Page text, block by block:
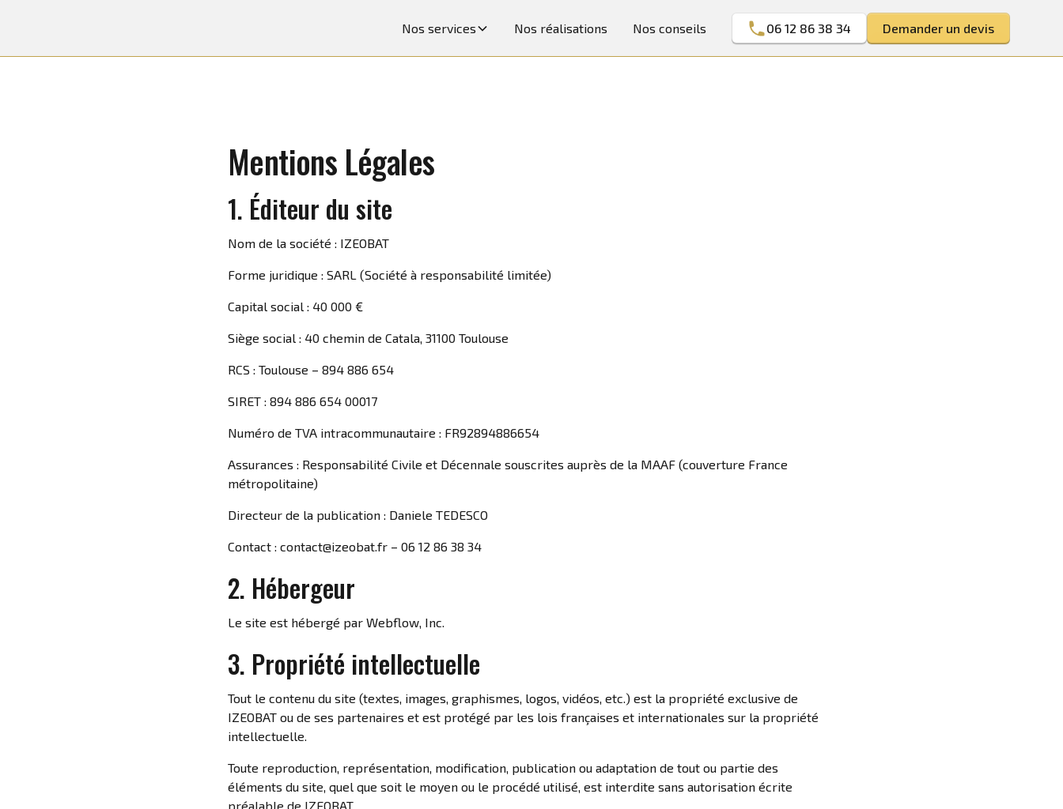
Nos services Nos réalisations Nos conseils 06 12 86 38 34 Demander un devis
Mentions Légales
1. Éditeur du site
Nom de la société : IZEOBAT
Forme juridique : SARL (Société à responsabilité limitée)
Capital social : 40 000 €
Siège social : 40 chemin de Catala, 31100 Toulouse
RCS : Toulouse – 894 886 654
SIRET : 894 886 654 00017
Numéro de TVA intracommunautaire : FR92894886654
Assurances : Responsabilité Civile et Décennale souscrites auprès de la MAAF (couverture France
métropolitaine)
Directeur de la publication : Daniele TEDESCO
Contact : contact@izeobat.fr – 06 12 86 38 34
2. Hébergeur
Le site est hébergé par Webflow, Inc.
3. Propriété intellectuelle
Tout le contenu du site (textes, images, graphismes, logos, vidéos, etc.) est la propriété exclusive de
IZEOBAT ou de ses partenaires et est protégé par les lois françaises et internationales sur la propriété
intellectuelle.
Toute reproduction, représentation, modification, publication ou adaptation de tout ou partie des
éléments du site, quel que soit le moyen ou le procédé utilisé, est interdite sans autorisation écrite
préalable de IZEOBAT.